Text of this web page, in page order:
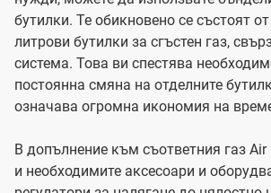
бутилки. Те обикновено се състоят
литрови бутилки за сгъстен газ,
система. Това ви спестява
постоянна смяна на отделните
означава огромна икономия на
В допълнение към съответния газ Air
и необходимите аксесоари и